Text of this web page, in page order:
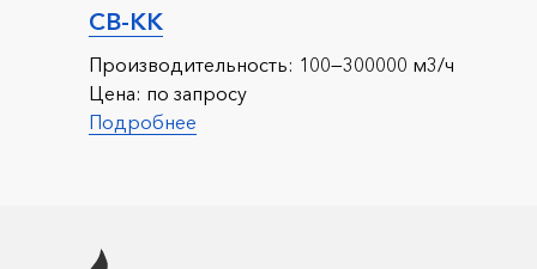
СВ-КК
Производительность: 100—300000 м3/ч
Цена: по запросу
Подробнее